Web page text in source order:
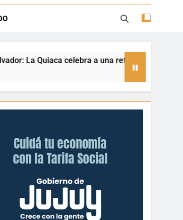
y el valor de aprender a
referente nacional del taekwondo